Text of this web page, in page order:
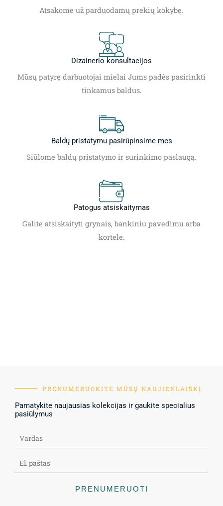
Atsakome už parduodamų prekių kokybę.
Dizainerio konsultacijos
Mūsų patyrę darbuotojai mielai Jums padės pasirinkti
tinkamus baldus.
Baldų pristatymu pasirūpinsime mes
Siūlome baldų pristatymo ir surinkimo paslaugą.
Patogus atsiskaitymas
Galite atsiskaityti grynais, bankiniu pavedimu arba
kortele.
PRENUMERUOKITE MŪSŲ NAUJIENLAIŠKĮ
Pamatykite naujausias kolekcijas ir gaukite specialius
pasiūlymus
PRENUMERUOTI